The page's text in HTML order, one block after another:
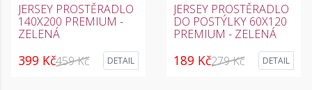
JERSEY PROSTĚRADLO
140X200 PREMIUM -
ZELENÁ
399 Kč459 Kč DETAIL
JERSEY PROSTĚRADLO
DO POSTÝLKY 60X120
PREMIUM - ZELENÁ
189 Kč279 Kč DETAIL